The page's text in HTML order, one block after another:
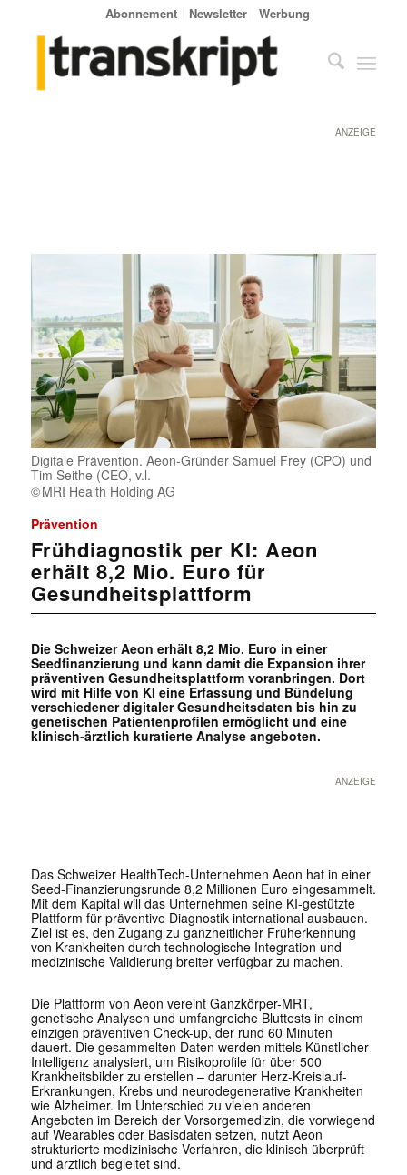
Abonnement Newsletter Werbung
ANZEIGE
Digitale Prävention. Aeon-Gründer Samuel Frey (CPO) und
Tim Seithe (CEO, v.l.
MRI Health Holding AG
Prävention
Frühdiagnostik per KI: Aeon
erhält 8,2 Mio. Euro für
Gesundheitsplattform
Die Schweizer Aeon erhält 8,2 Mio. Euro in einer
Seedfinanzierung und kann damit die Expansion ihrer
präventiven Gesundheitsplattform voranbringen. Dort
wird mit Hilfe von KI eine Erfassung und Bündelung
verschiedener digitaler Gesundheitsdaten bis hin zu
genetischen Patientenprofilen ermöglicht und eine
klinisch-ärztlich kuratierte Analyse angeboten.
ANZEIGE
Das Schweizer HealthTech-Unternehmen Aeon hat in einer
Seed-Finanzierungsrunde 8,2 Millionen Euro eingesammelt.
Mit dem Kapital will das Unternehmen seine KI-gestützte
Plattform für präventive Diagnostik international ausbauen.
Ziel ist es, den Zugang zu ganzheitlicher Früherkennung
von Krankheiten durch technologische Integration und
medizinische Validierung breiter verfügbar zu machen.
Die Plattform von Aeon vereint Ganzkörper-MRT,
genetische Analysen und umfangreiche Bluttests in einem
einzigen präventiven Check-up, der rund 60 Minuten
dauert. Die gesammelten Daten werden mittels Künstlicher
Intelligenz analysiert, um Risikoprofile für über 500
Krankheitsbilder zu erstellen – darunter Herz-Kreislauf-
Erkrankungen, Krebs und neurodegenerative Krankheiten
wie Alzheimer. Im Unterschied zu vielen anderen
Angeboten im Bereich der Vorsorgemedizin, die vorwiegend
auf Wearables oder Basisdaten setzen, nutzt Aeon
strukturierte medizinische Verfahren, die klinisch überprüft
und ärztlich begleitet sind.